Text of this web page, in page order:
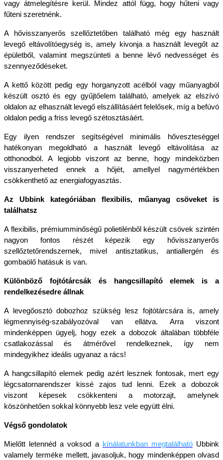
vagy átmelegítésre kerül. Mindez attól függ, hogy hűteni vagy
fűteni szeretnénk.
A hővisszanyerős szellőztetőben található még egy használt
levegő eltávolítóegység is, amely kivonja a használt levegőt az
épületből, valamint megszünteti a benne lévő nedvességet és
szennyeződéseket.
A kettő között pedig egy horganyzott acélból vagy műanyagból
készült osztó és egy gyűjtőelem található, amelyek az elszívó
oldalon az elhasznált levegő elszállításáért felelősek, míg a befúvó
oldalon pedig a friss levegő szétosztásáért.
Egy ilyen rendszer segítségével minimális hőveszteséggel
hatékonyan megoldható a használt levegő eltávolítása az
otthonodból. A legjobb viszont az benne, hogy mindeközben
visszanyerheted ennek a hőjét, amellyel nagymértékben
csökkenthető az energiafogyasztás.
Az Ubbink kategóriában flexibilis, műanyag csöveket is
találhatsz
A flexibilis, prémiumminőségű polietilénből készült csövek szintén
nagyon fontos részét képezik egy hővisszanyerős
szellőztetőrendszernek, mivel antisztatikus, antiallergén és
gombaölő hatásuk is van.
Különböző fojtótárcsák és hangcsillapító elemek is a
rendelkezésedre állnak
A levegőosztó dobozhoz szükség lesz fojtótárcsára is, amely
légmennyiség-szabályozóval van ellátva. Arra viszont
mindenképpen ügyelj, hogy ezek a dobozok általában többféle
csatlakozással és átmérővel rendelkeznek, így nem
mindegyikhez ideális ugyanaz a rács!
A hangcsillapító elemek pedig azért lesznek fontosak, mert egy
légcsatornarendszer kissé zajos tud lenni. Ezek a dobozok
viszont képesek csökkenteni a motorzajt, amelynek
köszönhetően sokkal könnyebb lesz vele együtt élni.
Végső gondolatok
Mielőtt letennéd a voksod a kínálatunkban megtalálható Ubbink
valamely terméke mellett, javasoljuk, hogy mindenképpen olvasd